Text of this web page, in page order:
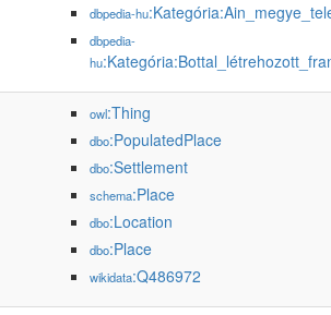
dbpedia-hu
dbpedia-
hu
owl:Thing
dbo:PopulatedPlace
dbo:Settlement
schema:Place
dbo:Location
dbo:Place
wikidata:Q486972